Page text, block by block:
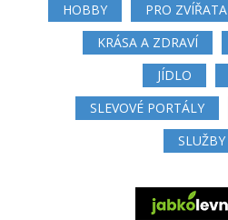
HOBBY
PRO ZVÍŘATA
KRÁSA A ZDRAVÍ
JÍDLO
SLEVOVÉ PORTÁLY
SLUŽBY